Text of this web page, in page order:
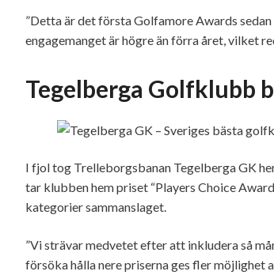
”Detta är det första Golfamore Awards
engagemanget är högre än förra året, vilket
Tegelberga Golfklubb
I fjol tog Trelleborgsbanan Tegelberga GK
tar klubben hem priset “Players Choice
kategorier sammanslaget.
”Vi strävar medvetet efter att inkludera så
försöka hålla nere priserna ges fler möjlighet